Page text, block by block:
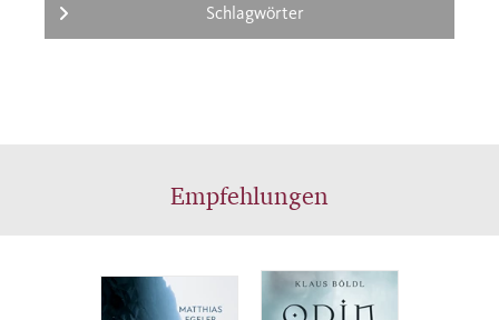
Schlagwörter
Empfehlungen